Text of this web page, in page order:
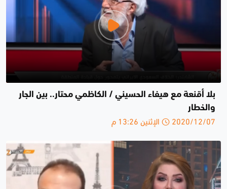
بلا أقنعة مع هيفاء الحسيني / الكاظمي محتار.. بين الجار
والخطار
2020/12/07 الإثنين 13:26 م